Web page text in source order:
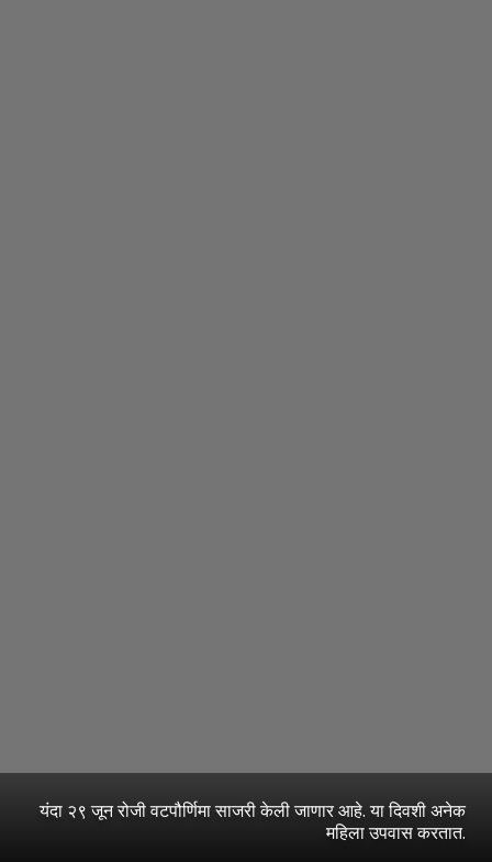
यंदा २९ जून रोजी वटपौर्णिमा साजरी केली जाणार आहे. या दिवशी अनेक
महिला उपवास करतात.